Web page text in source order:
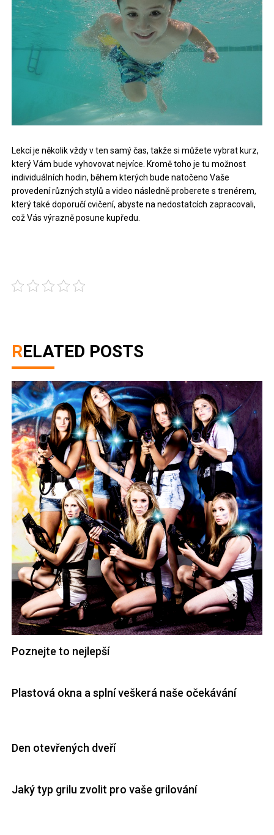
Lekcí je několik vždy v ten samý čas, takže si můžete vybrat kurz,
který Vám bude vyhovovat nejvíce. Kromě toho je tu možnost
individuálních hodin, během kterých bude natočeno Vaše
provedení různých stylů a video následně proberete s trenérem,
který také doporučí cvičení, abyste na nedostatcích zapracovali,
což Vás výrazně posune kupředu.
RELATED POSTS
Poznejte to nejlepší
Plastová okna a splní veškerá naše očekávání
Den otevřených dveří
Jaký typ grilu zvolit pro vaše grilování